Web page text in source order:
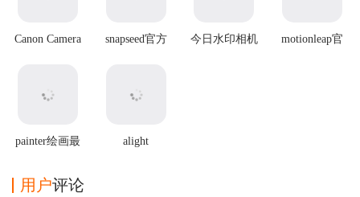
Canon Camera
snapseed官方
今日水印相机
motionleap官
painter绘画最
alight
用户评论